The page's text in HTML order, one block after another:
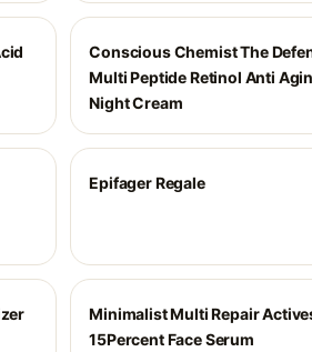
Conscious Chemist The
Multi Peptide Retinol Anti
Night Cream
Epifager Regale
Minimalist Multi Repair
15Percent Face Serum